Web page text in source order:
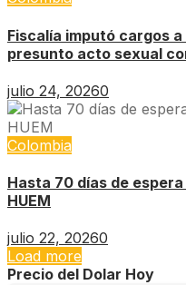
Fiscalía imputó cargos
presunto acto sexual
julio 24, 20260
Colombia
Hasta 70 días de
HUEM
julio 22, 20260
Load more
Precio del Dolar Hoy